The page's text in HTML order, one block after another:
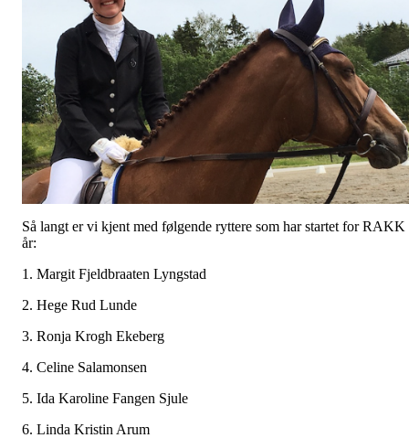
Så langt er vi kjent med følgende ryttere som har startet for RAKK
år:
1. Margit Fjeldbraaten Lyngstad
2. Hege Rud Lunde
3. Ronja Krogh Ekeberg
4. Celine Salamonsen
5. Ida Karoline Fangen Sjule
6. Linda Kristin Arum